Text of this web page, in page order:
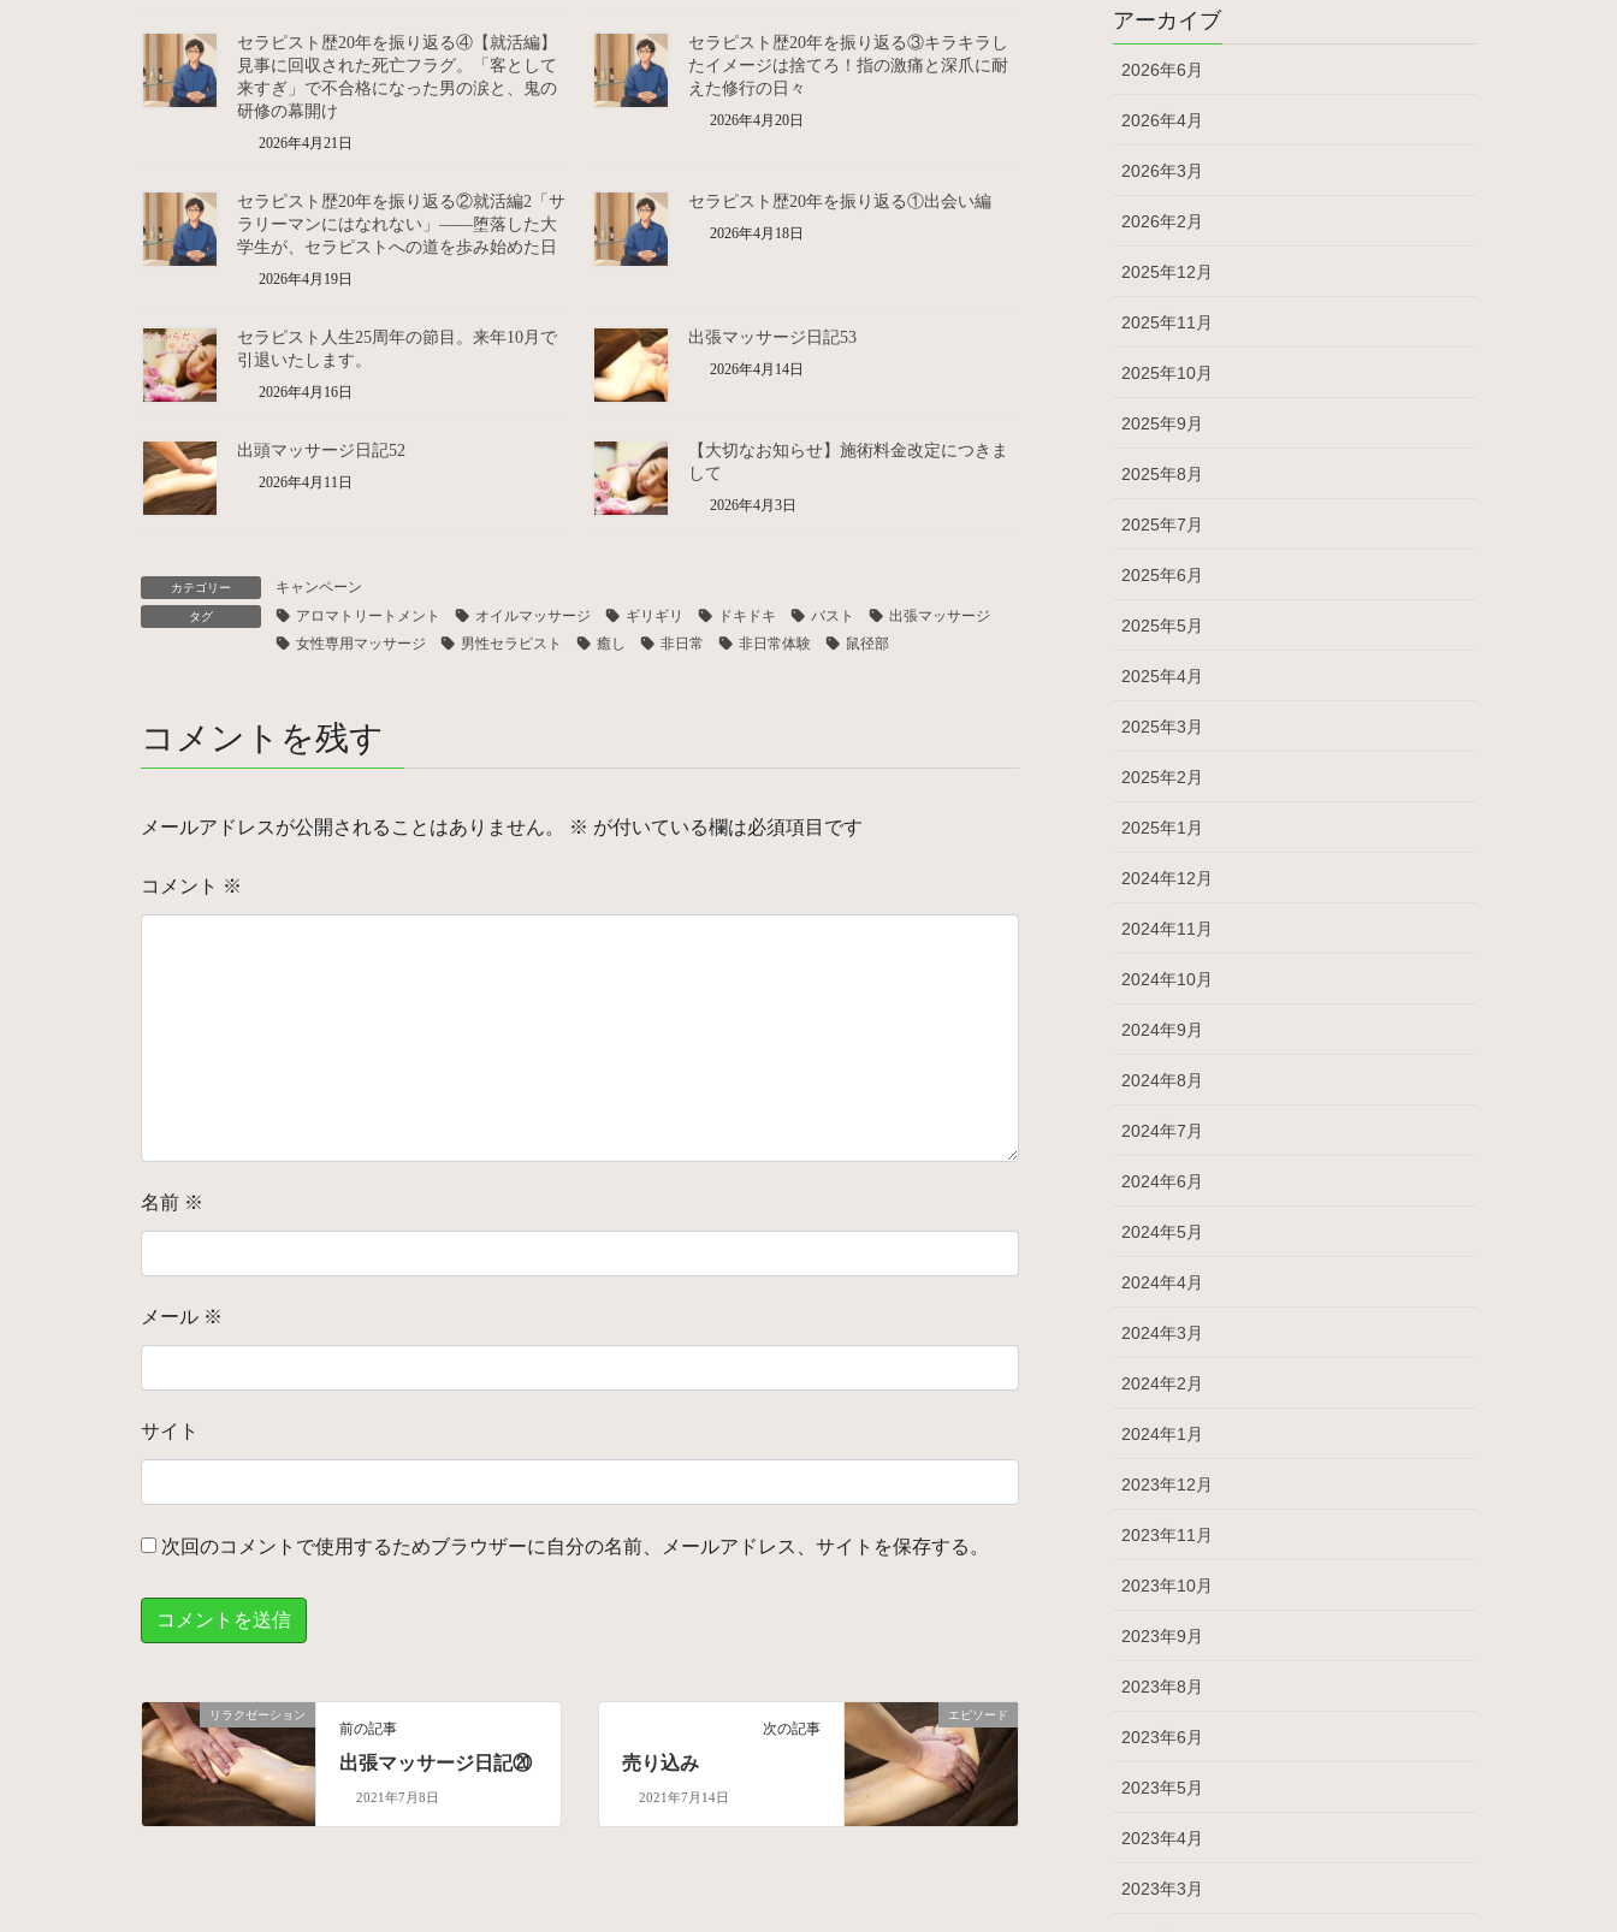
セラピスト歴20年を振り返る④【就活編】
見事に回収された死亡フラグ。「客として
来すぎ」で不合格になった男の涙と、鬼の
研修の幕開け
2026年4月21日
セラピスト歴20年を振り返る③キラキラし
たイメージは捨てろ！指の激痛と深爪に耐
えた修行の日々
2026年4月20日
セラピスト歴20年を振り返る②就活編2「サ
ラリーマンにはなれない」――堕落した大
学生が、セラピストへの道を歩み始めた日
2026年4月19日
セラピスト歴20年を振り返る①出会い編
2026年4月18日
セラピスト人生25周年の節目。来年10月で
引退いたします。
2026年4月16日
出張マッサージ日記53
2026年4月14日
出頭マッサージ日記52
2026年4月11日
【大切なお知らせ】施術料金改定につきま
して
2026年4月3日
カテゴリー キャンペーン
タグ アロマトリートメント オイルマッサージ ギリギリ ドキドキ バスト
出張マッサージ
女性専用マッサージ
男性セラピスト 癒し 非日常 非日常体験 鼠径部
コメントを残す
メールアドレスが公開されることはありません。 ※ が付いている欄は必須項目です
コメント ※
名前 ※
メール ※
サイト
次回のコメントで使用するためブラウザーに自分の名前、メールアドレス、サイトを保存する。
リラクゼーション
前の記事
出張マッサージ日記⑳
2021年7月8日
エピソード
次の記事
売り込み
2021年7月14日
アーカイブ
2026年6月
2026年4月
2026年3月
2026年2月
2025年12月
2025年11月
2025年10月
2025年9月
2025年8月
2025年7月
2025年6月
2025年5月
2025年4月
2025年3月
2025年2月
2025年1月
2024年12月
2024年11月
2024年10月
2024年9月
2024年8月
2024年7月
2024年6月
2024年5月
2024年4月
2024年3月
2024年2月
2024年1月
2023年12月
2023年11月
2023年10月
2023年9月
2023年8月
2023年6月
2023年5月
2023年4月
2023年3月